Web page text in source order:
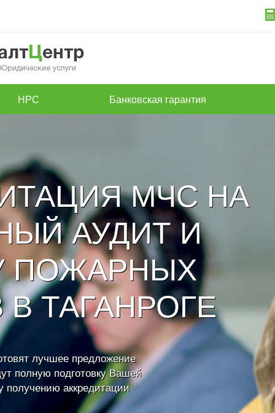
НРС Банковская гарантия
МЧС НА
АУДИТ И
ПОЖАРНЫХ
ТАГАНРОГЕ
лучшее предложение
полную подготовку Вашей
получению аккредитации